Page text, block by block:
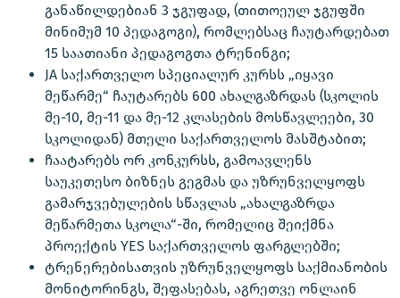
განაწილდებიან 3 ჯგუფად, (თითოეულ ჯგუფში
მინიმუმ 10 პედაგოგი), რომლებსაც ჩაუტარდებათ
15 საათიანი პედაგოგთა ტრენინგი;
JA საქართველო სპეციალურ კურსს „იყავი
მეწარმე“ ჩაუტარებს 600 ახალგაზრდას (სკოლის
მე-10, მე-11 და მე-12 კლასების მოსწავლეები, 30
სკოლიდან) მთელი საქართველოს მასშტაბით;
ჩაატარებს ორ კონკურსს, გამოავლენს
საუკეთესო ბიზნეს გეგმას და უზრუნველყოფს
გამარჯვებულების სწავლას „ახალგაზრდა
მეწარმეთა სკოლა“-ში, რომელიც შეიქმნა
პროექტის YES საქართველოს ფარგლებში;
ტრენერებისათვის უზრუნველყოფს საქმიანობის
მონიტორინგს, შეფასებას, აგრეთვე ონლაინ